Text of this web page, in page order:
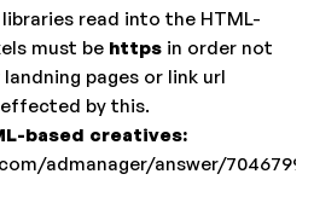
read into the HTML-
must be https in order not
pages or link url
by this.
based creatives:
admanager/answer/7046799?